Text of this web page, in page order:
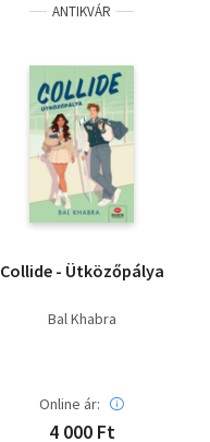
ANTIKVÁR
Collide - Ütközőpálya
Bal Khabra
Online ár:
4 000 Ft